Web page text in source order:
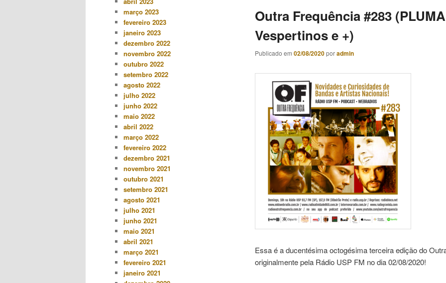
Outra Frequência #283
Vespertinos e +)
Publicado em 02/08/2020poradmin
Essa é a ducentésima octogésima terceira edição do
originalmente pela Rádio USP FM no dia 02/08/2020!
março 2023
fevereiro 2023
janeiro 2023
dezembro 2022
novembro 2022
outubro 2022
setembro 2022
agosto 2022
julho 2022
junho 2022
maio 2022
abril 2022
março 2022
fevereiro 2022
dezembro 2021
novembro 2021
outubro 2021
setembro 2021
agosto 2021
julho 2021
junho 2021
maio 2021
abril 2021
março 2021
fevereiro 2021
janeiro 2021